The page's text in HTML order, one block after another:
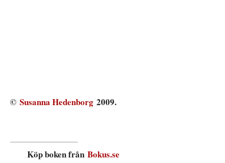
© Susanna Hedenborg 2009.
Köp boken från Bokus.se